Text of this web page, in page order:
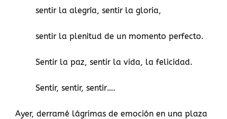
sentir la alegría, sentir la gloria,
sentir la plenitud de un momento perfecto.
Sentir la paz, sentir la vida, la felicidad.
Sentir, sentir, sentir….
Ayer, derramé lágrimas de emoción en una plaza